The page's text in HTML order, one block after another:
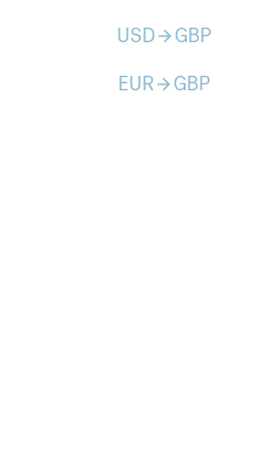
USDarrow_forward GBP
EURarrow_forward GBP